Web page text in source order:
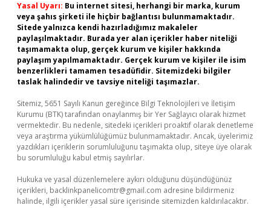
Yasal Uyarı: Bu internet sitesi, herhangi bir marka, kurum
veya şahıs şirketi ile hiçbir bağlantısı bulunmamaktadır.
Sitede yalnızca kendi hazırladığımız makaleler
paylaşılmaktadır. Burada yer alan içerikler haber niteliği
taşımamakta olup, gerçek kurum ve kişiler hakkında
paylaşım yapılmamaktadır. Gerçek kurum ve kişiler ile isim
benzerlikleri tamamen tesadüfidir. Sitemizdeki bilgiler
taslak halindedir ve tavsiye niteliği taşımazlar.
Sitemiz, 5651 Sayılı Kanun gereğince Bilgi Teknolojileri ve İletişim
Kurumu (BTK) tarafından onaylanmış bir Yer Sağlayıcı olarak hizmet
vermektedir. Bu nedenle, sitedeki içerikleri proaktif olarak denetleme
veya araştırma yükümlülüğümüz bulunmamaktadır. Ancak, üyelerimiz
yazdıkları içeriklerin sorumluluğunu taşımakta olup, siteye üye olarak
bu sorumluluğu kabul etmiş sayılırlar.
Hukuka ve yasal düzenlemelere aykırı olduğunu düşündüğünüz
içerikleri, backlinkpanelicomtr@gmail.com adresine bildirmeniz
halinde, ilgili içerikler yasal süre içerisinde sitemizden kaldırılacaktır.